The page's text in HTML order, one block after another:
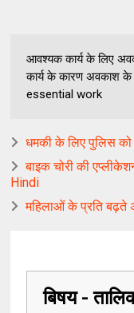
आवश्यक कार्य के लिए
कार्य के कारण अवकाश के
essential work
धमकी के लिए पुलिस
बाइक चोरी की
Hindi
महिलाओं के प्रति बढ़ते
बिषय -